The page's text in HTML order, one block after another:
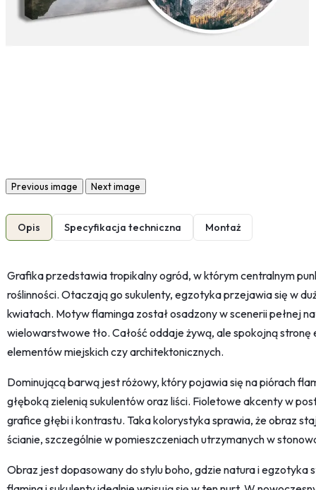
Previous image Next image
Opis Specyfikacja techniczna Montaż
Grafika przedstawia tropikalny ogród, w którym centralnym
roślinności. Otaczają go sukulenty, egzotyka przejawia się w
kwiatach. Motyw flaminga został osadzony w scenerii pełnej
wielowarstwowe tło. Całość oddaje żywą, ale spokojną
elementów miejskich czy architektonicznych.
Dominującą barwą jest różowy, który pojawia się na piórach
głęboką zielenią sukulentów oraz liści. Fioletowe akcenty w
grafice głębi i kontrastu. Taka kolorystyka sprawia, że obraz
ścianie, szczególnie w pomieszczeniach utrzymanych w
Obraz jest dopasowany do stylu boho, gdzie natura i egzotyka